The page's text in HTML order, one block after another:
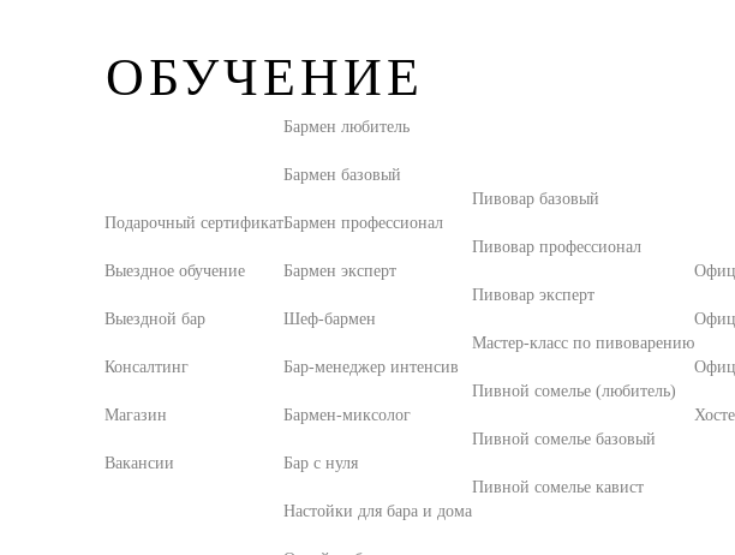
ОБУЧЕНИЕ
Подарочный сертификат
Выездное обучение
Выездной бар
Консалтинг
Магазин
Вакансии
Бармен любитель
Бармен базовый
Бармен профессионал
Бармен эксперт
Шеф-бармен
Бар-менеджер интенсив
Бармен-миксолог
Бар с нуля
Настойки для бара и дома
Пивовар базовый
Пивовар профессионал
Пивовар эксперт
Мастер-класс по пивоварению
Пивной сомелье (любитель)
Пивной сомелье базовый
Пивной сомелье кавист